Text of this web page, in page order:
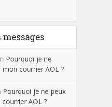
Pourquoi je ne
mon courrier AOL ?
Pourquoi je ne peux
AOL ?